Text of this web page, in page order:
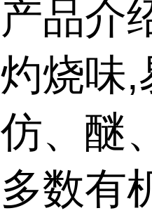
产品介
灼烧味,
仿、醚
多数有